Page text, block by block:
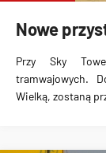
Nowe
Przy Sky
tramwajowych.
Wielką, zostaną